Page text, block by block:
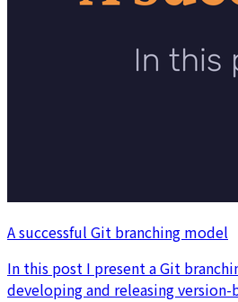
A successful Git branching model
In this post I present a Git
developing and releasing version-